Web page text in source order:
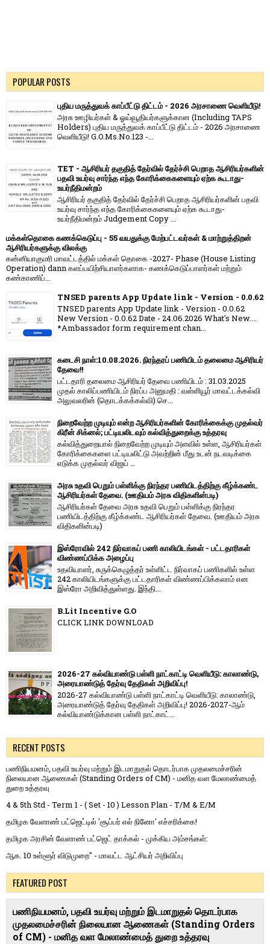
POPULAR POSTS
புதிய மருத்துவக் காப்பீட்டு திட்டம் - 2026 அரசாணை வெளியீடு!
அரசு ஊழியர்கள் & ஓய்வூதியர்களுக்கான (Including TAPS
Holders) புதிய மருத்துவக் காப்பீட்டு திட்டம் - 2026 அரசாணை
வெளியீடு! G.O.Ms.No.123 -...
TET - ஆசிரியர் தகுதித் தேர்வில் தேர்ச்சி பெறாத ஆசிரியர்களின்
பதவி உயர்வு சார்ந்த எந்த கோரிக்கைகளையும் ஏற்க கூடாது-
உயர்நீதிமன்றம்
ஆசிரியர் தகுதித் தேர்வில் தேர்ச்சி பெறாத ஆசிரியர்களின் பதவி
உயர்வு சார்ந்த எந்த கோரிக்கைகளையும் ஏற்க கூடாது-
உயர்நீதிமன்றம் Judgement Copy ...
மக்கள்தொகை கணக்கெடுப்பு - 55 வயதுக்கு மேற்பட்டவர்கள் & மாற்றுத்திறன்
ஆசிரியர்களுக்கு விலக்கு
கன்னியாகுமரி மாவட்டத்தில் மக்கள் தொகை -2027- Phase (House Listing
Operation) dann களப்பயிற்சியாளர்களாக- கணக்கெடுப்பாளர்கள் மற்றும்
கண்காணிப்...
TNSED parents App Update link - Version - 0.0.62
TNSED parents App Update link - Version - 0.0.62
New Version - 0.0.62 Date - 24.06.2026 What's New....
*Ambassador form requirement chan...
கடைசி நாள்:10.08.2026. நிரந்தரப் பணியிடம் தலைமை ஆசிரியர்
தேவை!!
பட்டதாரி தலைமை ஆசிரியர் தேவை பணியிடம் : 31.03.2025
முதல் காலிப்பணியிடம் நிரப்ப அனுமதி : வள்ளியூர் மாவட்டக்கல்வி
அலுவலரின் (தொடக்கக்கல்வி) செ...
நிறைவேற்ற முடியும் என்ற ஆசிரியர்களின் கோரிக்கைக்கு முதல்வர்
கிரீன் சிக்னல்; பட்டியலிடவும் கல்வித்துறைக்கு உத்தரவு
கல்வித்துறையால் நிறைவேற்ற முடியும் அளவில் உள்ள, ஆசிரியர்கள்
கோரிக்கைகளை பட்டியலிட்டு அவற்றின் மீது உடன் நடவடிக்கை
எடுக்க முதல்வர் விஜய் ...
அரசு உதவி பெறும் பள்ளிக்கு நிரந்தர பணியிடத்திற்கு கீழ்க்கண்ட
ஆசிரியர்கள் தேவை. (ஊதியம் அரசு விதிகளின்படி)
ஆசிரியர்கள் தேவை அரசு உதவி பெறும் பள்ளிக்கு நிரந்தர
பணியிடத்திற்கு கீழ்க்கண்ட ஆசிரியர்கள் தேவை. (ஊதியம் அரசு
விதிகளின்படி)
இஸ்ரோவில் 242 நிர்வாகப் பணி காலியிடங்கள் - பட்டதாரிகள்
விண்ணப்பிக்க அழைப்பு
உதவியாளர், சுருக்கெழுத்தர் உள்ளிட்ட நிர்வாகப் பணிகளில் உள்ள
242 காலியிடங்களுக்கு பட்டதாரிகள் விண்ணப்பிக்கலாம் என
இஸ்ரோ அறிவித்துள்ளது. இந்தி...
B.Lit Incentive G.O
CLICK LINK DOWNLOAD
2026-27 கல்வியாண்டு பள்ளி நாட்காட்டி வெளியீடு: காலாண்டு,
அரையாண்டுத் தேர்வு தேதிகள் அறிவிப்பு!
2026-27 கல்வியாண்டு பள்ளி நாட்காட்டி வெளியீடு: காலாண்டு,
அரையாண்டுத் தேர்வு தேதிகள் அறிவிப்பு! 2026-2027-ஆம்
கல்வியாண்டுக்கான பள்ளி நாட்காட்...
RECENT POSTS
பணிநியமனம், பதவி உயர்வு மற்றும் இடமாறுதல் தொடர்பாக முதலமைச்சரின்
நிலையான ஆணைகள் (Standing Orders of CM) - மனித வள மேலாண்மைத்
துறை உத்தரவு
4 & 5th Std - Term 1 - ( Set - 10 ) Lesson Plan - T/M & E/M
தமிழக வேளாண் பட்ஜெட்டில் 'சூப்பர் எல் நினோ' எச்சரிக்கை!
தமிழக அரசின் வேளாண் பட்ஜெட் தாக்கல் - முக்கிய அம்சங்கள்:
ஆக. 10 உள்ளூர் விடுமுறை" - மாவட்ட ஆட்சியர் அறிவிப்பு
FEATURED POST
பணிநியமனம், பதவி உயர்வு மற்றும் இடமாறுதல் தொடர்பாக
முதலமைச்சரின் நிலையான ஆணைகள் (Standing Orders
of CM) - மனித வள மேலாண்மைத் துறை உத்தரவு